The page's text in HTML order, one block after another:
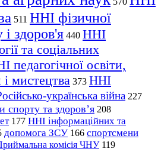
511 ННІ фізичної
і здоров'я 440 ННІ
та соціальних
педагогічної освіти,
і мистецтва 373 ННІ
українська війна 227
спорту та здоров’я 208
177 ННІ інформаційних та
допомога ЗСУ 166 спортсмени
комісія ЧНУ 119